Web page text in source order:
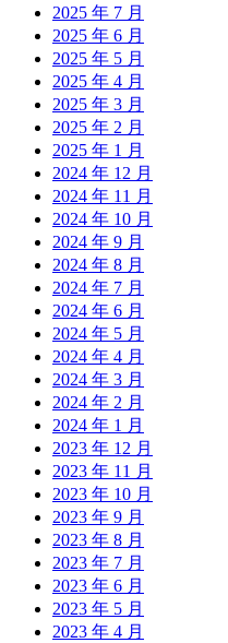
2025 年 7 月
2025 年 6 月
2025 年 5 月
2025 年 4 月
2025 年 3 月
2025 年 2 月
2025 年 1 月
2024 年 12 月
2024 年 11 月
2024 年 10 月
2024 年 9 月
2024 年 8 月
2024 年 7 月
2024 年 6 月
2024 年 5 月
2024 年 4 月
2024 年 3 月
2024 年 2 月
2024 年 1 月
2023 年 12 月
2023 年 11 月
2023 年 10 月
2023 年 9 月
2023 年 8 月
2023 年 7 月
2023 年 6 月
2023 年 5 月
2023 年 4 月